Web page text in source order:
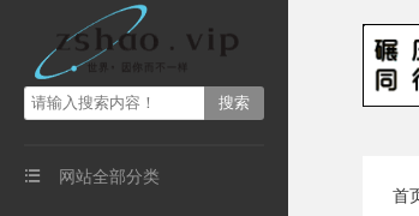
 网站全部分类
首